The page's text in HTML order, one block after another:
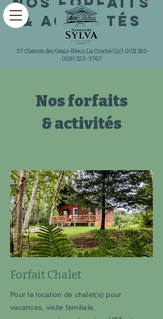
37 Chemin des Geais-Bleus, La Croche (Qc) G0X 1R0
(819) 523-3767
& activités
Nos forfaits
& activités
Forfait Chalet
Pour la location de chalet(s) pour
vacances, visite familiale,